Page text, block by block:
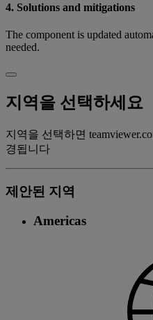
4. Solutions and mitigations
The component is updated
needed.
지역을 선택하세요
지역을 선택하면
경됩니다
제안된 지역
Americas